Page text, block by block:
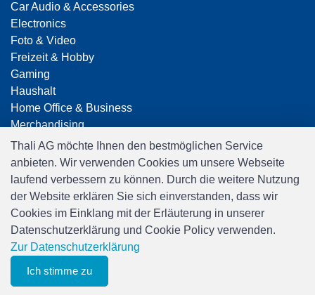
Merkliste
Car Audio & Accessories
Electronics
Foto & Video
Freizeit & Hobby
Gaming
Haushalt
Home Office & Business
Merchandising
Smart Home
Spielwaren
Travel
Thali AG möchte Ihnen den bestmöglichen Service
anbieten. Wir verwenden Cookies um unsere Webseite
laufend verbessern zu können. Durch die weitere Nutzung
der Website erklären Sie sich einverstanden, dass wir
Cookies im Einklang mit der Erläuterung in unserer
Datenschutzerklärung und Cookie Policy verwenden.
Zur Datenschutzerklärung
Ich stimme zu